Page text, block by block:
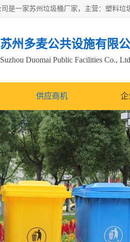
苏州多麦公共设施有限
Suzhou Duomai Public Facilities Co.,
供应商机 企